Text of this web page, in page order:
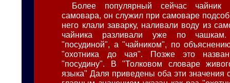
Более популярный сейчас чайник
самовара, он служил при самоваре
него клали заварку, наливали воду из
чайника разливали уже по
"посудиной", а "чайником", по
"охотника до чая". Позже это
"посудину". В "Толковом словаре
языка" Даля приведены оба эти значения